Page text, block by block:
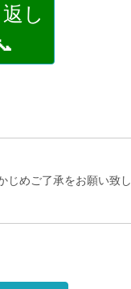
し
じめご了承をお願い致し